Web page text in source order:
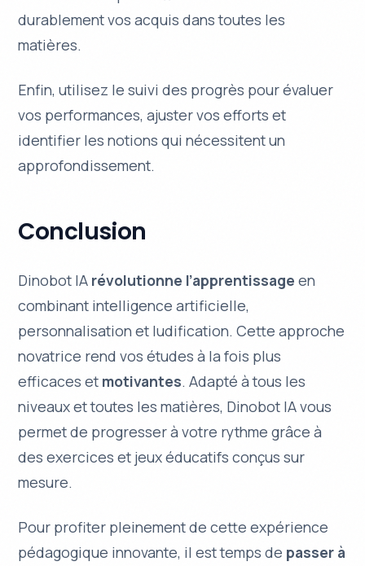
durablement vos acquis dans toutes les
matières.
Enfin, utilisez lesuivi des progrès pour évaluer
vos performances, ajuster vos efforts et
identifier les notions qui nécessitent un
approfondissement.
Conclusion
Dinobot IA révolutionne l’apprentissage en
combinant intelligence artificielle,
personnalisation et ludification. Cette approche
novatrice rend vos études à la fois plus
efficaces et motivantes. Adapté à tous les
niveaux et toutes les matières, Dinobot IA vous
permet de progresser à votre rythme grâce à
desexercices et jeux éducatifs conçus sur
mesure.
Pour profiter pleinement de cette expérience
pédagogique innovante, il est temps de passer à